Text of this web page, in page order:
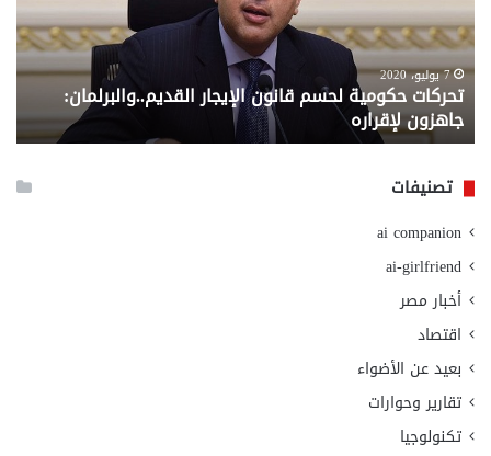
القديم..والبرلمان:
جاهزون
لإقراره
7 يوليو، 2020
تحركات حكومية لحسم قانون الإيجار القديم..والبرلمان:
جاهزون لإقراره
من
تصنيفات
ai companion
ai-girlfriend
أخبار مصر
اقتصاد
بعيد عن الأضواء
تقارير وحوارات
تكنولوجيا